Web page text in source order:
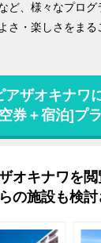
ど、様々なプログ
さ・楽しさをま
アザオキナワ
券＋宿泊]プ
オキナワを
の施設も検